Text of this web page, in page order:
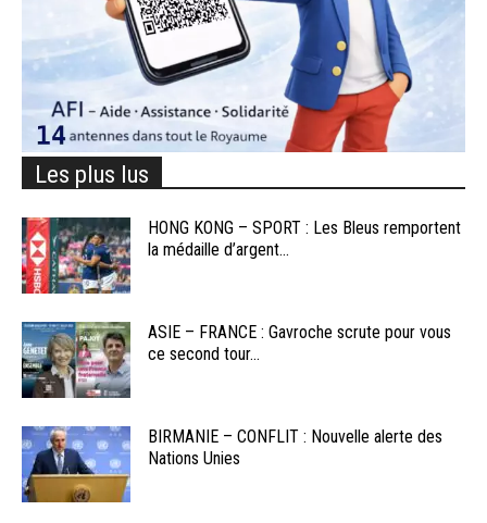
Les plus lus
HONG KONG – SPORT : Les Bleus remportent
la médaille d’argent...
ASIE – FRANCE : Gavroche scrute pour vous
ce second tour...
BIRMANIE – CONFLIT : Nouvelle alerte des
Nations Unies